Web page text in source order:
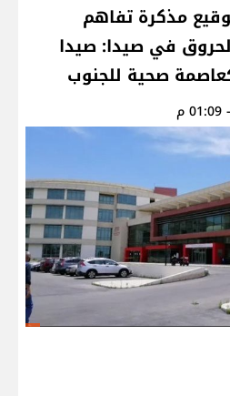
مذكرة تفاهم
في صيدا: صيدا
صحية للجنوب